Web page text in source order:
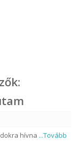
hívna ...Tovább